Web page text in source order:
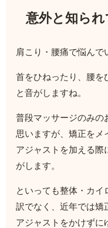
意外と知ら
肩こり・腰痛で悩んで
首をひねったり、腰を
と音がしますね。
普段マッサージのみの
思いますが、矯正をメ
アジャストを加える際
がします。
といっても整体・カイ
訳でなく、近年では矯
アジャストをかけずに